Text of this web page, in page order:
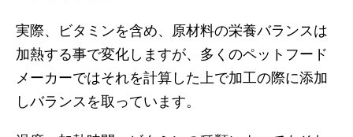
実際、ビタミンを含め、原材料の栄養バランスは
加熱する事で変化しますが、多くのペットフード
メーカーではそれを計算した上で加工の際に添加
しバランスを取っています。